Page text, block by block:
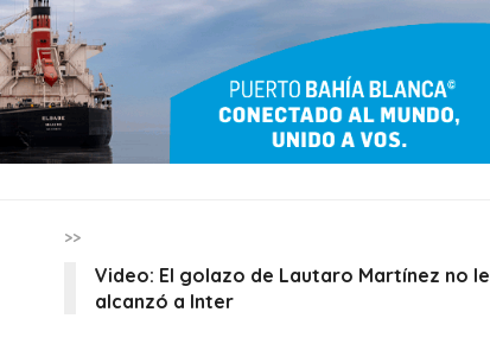
>>
Video: El golazo de Lautaro Martínez no le
alcanzó a Inter